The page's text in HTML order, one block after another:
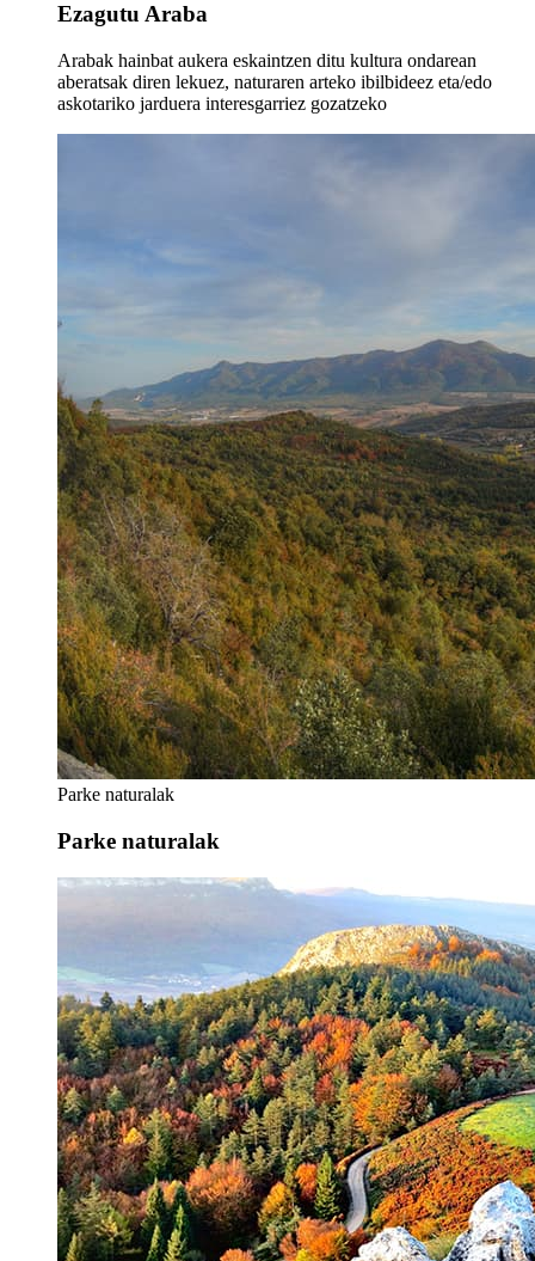
Ezagutu Araba
Arabak hainbat aukera eskaintzen ditu kultura ondarean
aberatsak diren lekuez, naturaren arteko ibilbideez eta/edo
askotariko jarduera interesgarriez gozatzeko
Parke naturalak
Parke naturalak